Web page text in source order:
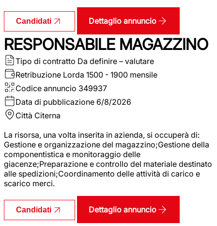
Candidati Dettaglio annuncio
RESPONSABILE MAGAZZINO
Tipo di contratto Da definire – valutare
Retribuzione Lorda 1500 - 1900 mensile
Codice annuncio 349937
Data di pubblicazione 6/8/2026
Città Citerna
La risorsa, una volta inserita in azienda, si occuperà di:
Gestione e organizzazione del magazzino;Gestione della
componentistica e monitoraggio delle
giacenze;Preparazione e controllo del materiale destinato
alle spedizioni;Coordinamento delle attività di carico e
scarico merci.
Candidati Dettaglio annuncio